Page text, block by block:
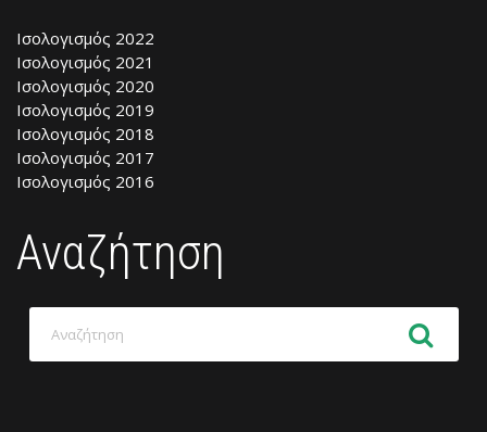
Ισολογισμός 2022
Ισολογισμός 2021
Ισολογισμός 2020
Ισολογισμός 2019
Ισολογισμός 2018
Ισολογισμός 2017
Ισολογισμός 2016
Αναζήτηση